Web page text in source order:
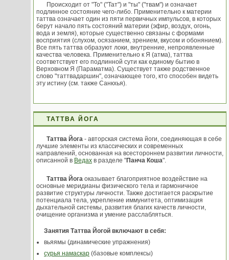
Происходит от "То" ("Тат") и "ты" ("твам") и означает
подлинное состояние чего-либо. Применительно к материи
таттва означает один из пяти первичных импульсов, в которых
берут начало пять состояний материи (эфир, воздух, огонь,
вода и земля), которые существенно связаны с формами
восприятия (слухом, осязанием, зрением, вкусом и обонянием).
Все пять таттва образуют локи, внутренние, непроявленные
качества человека. Применительно к Я (атма), таттва
соответствует его подлинной сути как единому бытию в
Верховном Я (Параматма). Существует также родственное
слово "таттвадаршин", означающее того, кто способен видеть
эту истину (см. также Санкхья).
ТАТТВА ЙОГА
Таттва Йога - авторская система йоги, соединяющая в себе
лучшие элементы из классических и современных
направлений, основанная на всестороннем развитии личности,
описанной в Ведах в разделе "Панча Коша".
Таттва Йога оказывает благоприятное воздействие на
основные меридианы физического тела и гармоничное
развитие структуры личности. Также достигается раскрытие
потенциала тела, укрепление иммунитета, оптимизация
дыхательной системы, развития благих качеств личности,
очищение организма и умение расслабляться.
Занятия Таттва Йогой включают в себя:
вьяямы (динамические упражнения)
сурья намаскар (базовые комплексы)